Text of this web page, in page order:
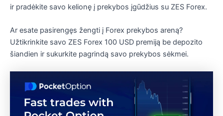
ir pradėkite savo kelionę į prekybos įgūdžius su ZES Forex.
Ar esate pasirengęs žengti į Forex prekybos areną?
Užtikrinkite savo ZES Forex 100 USD premiją be depozito
šiandien ir sukurkite pagrindą savo prekybos sėkmei.